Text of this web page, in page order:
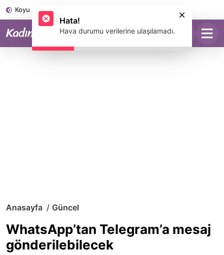
Koyu Mod
Anasayfa Güncel
WhatsApp’tan Telegram’a mesaj
gönderilebilecek
Hata!
Hava durumu verilerine ulaşılamadı.